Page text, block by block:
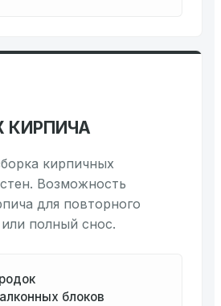
кирпичных
Возможность
для повторного
полный снос.
блоков